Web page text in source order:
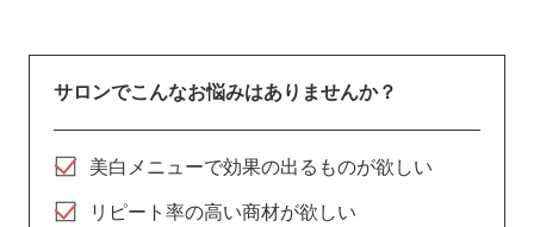
サロンでこんなお悩みはありませんか？
美白メニューで効果の出るものが欲しい
リピート率の高い商材が欲しい